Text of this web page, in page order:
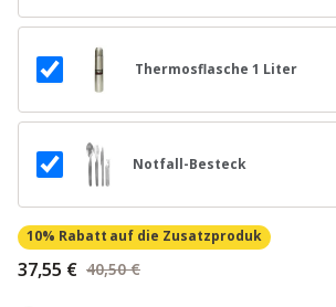
Thermosflasche 1 Liter
Notfall-Besteck
10% Rabatt auf die Zusatzproduk
37,55 € 40,50 €